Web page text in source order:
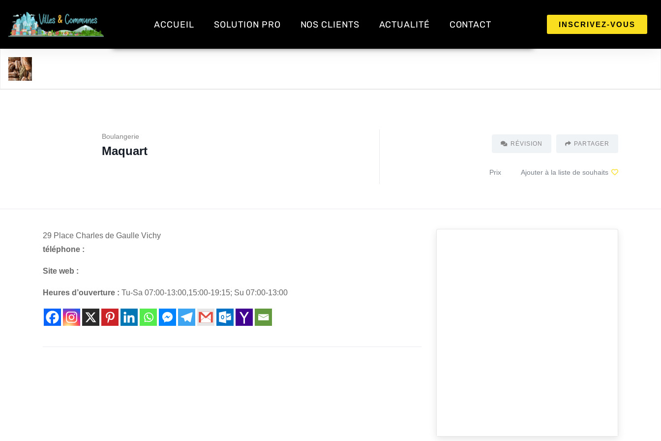
ACCUEIL SOLUTION PRO NOS CLIENTS ACTUALITÉ CONTACT INSCRIVEZ-VOUS
Boulangerie
Maquart
RÉVISION PARTAGER
Prix Ajouter à la liste de souhaits
29 Place Charles de Gaulle Vichy
téléphone :
Site web :
Heures d’ouverture : Tu-Sa 07:00-13:00,15:00-19:15; Su 07:00-13:00